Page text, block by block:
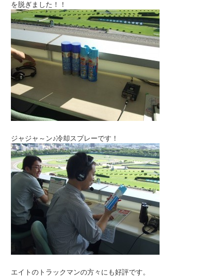
を脱ぎました！！
ジャジャ～ン♪冷却スプレーです！
エイトのトラックマンの方々にも好評です。